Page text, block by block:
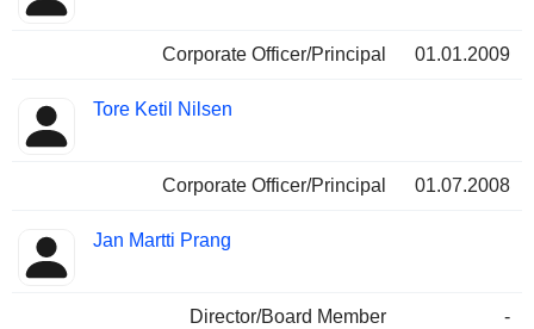
Corporate Officer/Principal 01.01.2009
Tore Ketil Nilsen
Corporate Officer/Principal 01.07.2008
Jan Martti Prang
Director/Board Member -